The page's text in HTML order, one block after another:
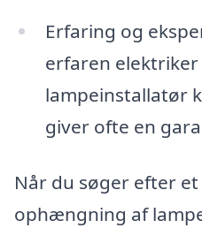
Erfaring og
erfaren
lampeinstallatør
giver ofte en
Når du søger efter
ophængning af